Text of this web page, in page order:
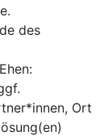
des
Ort